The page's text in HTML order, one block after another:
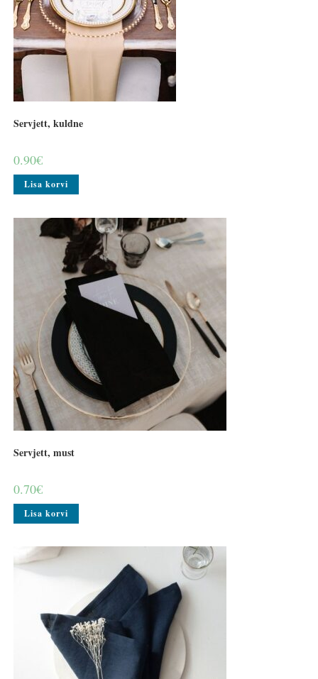
Servjett, kuldne
0.90€
Lisa korvi
Servjett, must
0.70€
Lisa korvi